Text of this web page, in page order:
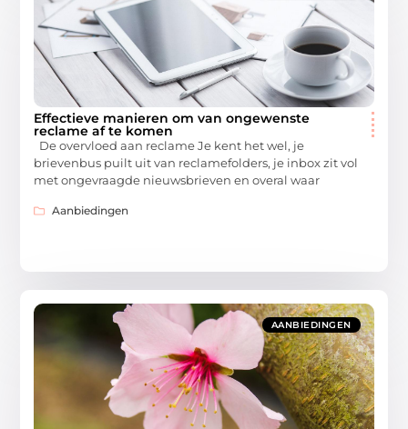
Effectieve manieren om van ongewenste
reclame af te komen
De overvloed aan reclame Je kent het wel, je
brievenbus puilt uit van reclamefolders, je inbox zit vol
met ongevraagde nieuwsbrieven en overal waar
Aanbiedingen
AANBIEDINGEN